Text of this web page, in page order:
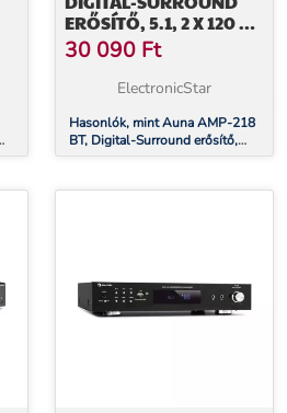
ERŐSÍTŐ, 5.1, 2 X 120 W,
3 X 50 W, RMS, BT, 2 X
MIKROFON
30 090 Ft
ElectronicStar
Hasonlók, mint Auna AMP-218
BT, Digital-Surround erősítő,
5.1, 2 x 120 W, 3 x 50 W, RMS,